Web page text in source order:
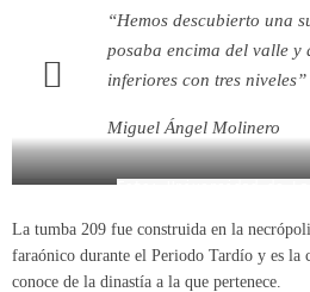
“Hemos descubierto una
posaba encima del valle y
inferiores con tres niveles”
Miguel Ángel Molinero
La tumba 209 fue construida en la
faraónico durante el Periodo Tardío y es la
conoce de la dinastía a la que pertenece.